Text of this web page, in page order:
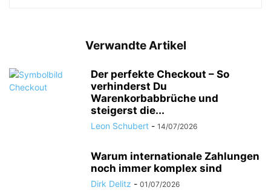
Verwandte Artikel
Der perfekte Checkout – So
verhinderst Du
Warenkorbabbrüche und
steigerst die...
Leon Schubert - 14/07/2026
Warum internationale Zahlungen
noch immer komplex sind
Dirk Delitz - 01/07/2026